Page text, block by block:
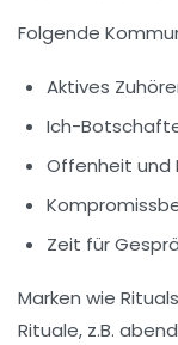
Folgende
Aktives
Ich-
Offenheit und
Zeit für
Marken wie Rituals
Rituale, z.B.